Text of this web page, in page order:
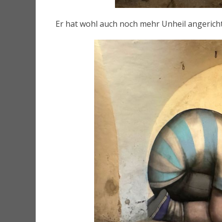
Er hat wohl auch noch mehr Unheil